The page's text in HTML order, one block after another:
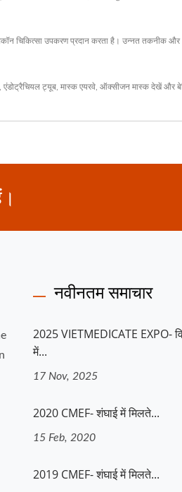
चिकित्सा उपकरण प्रदान करता है। उन्नत तकनीक
एंडोट्रैचियल ट्यूब मास्क एयरवे ऑक्सीजन मास्क देखें और
नवीनतम समाचार
2025 VIETMEDICATE EXPO-
में...
17 Nov, 2025
2020 CMEF- शंघाई में मिलते...
15 Feb, 2020
2019 CMEF- शंघाई में मिलते...